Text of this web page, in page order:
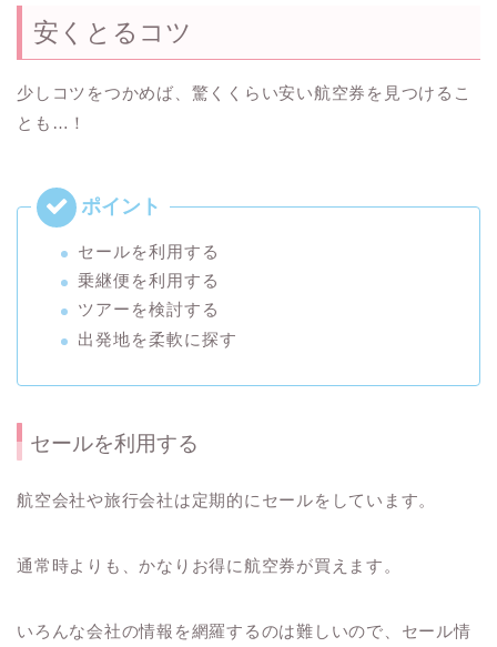
安くとるコツ
少しコツをつかめば、驚くくらい安い航空券を見つけるこ
とも…！
セールを利用する
乗継便を利用する
ツアーを検討する
出発地を柔軟に探す
セールを利用する
航空会社や旅行会社は定期的にセールをしています。
通常時よりも、かなりお得に航空券が買えます。
いろんな会社の情報を網羅するのは難しいので、セール情